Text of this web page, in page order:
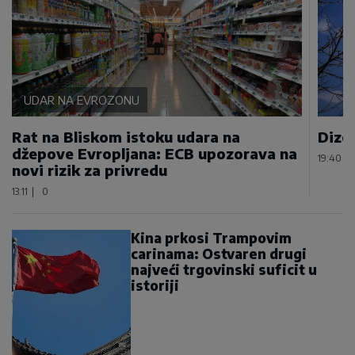
UDAR NA EVROZONU
Rat na Bliskom istoku udara na
džepove Evropljana: ECB upozorava na
novi rizik za privredu
13:11 0
19:40
Kina prkosi Trampovim
carinama: Ostvaren drugi
najveći trgovinski suficit u
istoriji